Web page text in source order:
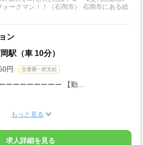
ン！！（石岡市） 石岡市にある総
ン
駅（車 10分）
円 交通費一部支給
ーーーーーーーー 【勤...
もっと見る
求人詳細を見る